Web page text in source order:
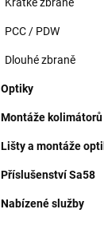
PCC / PDW
Dlouhé zbraně
Optiky
Montáže kolimátorů
Lišty a montáže
Příslušenství Sa58
Nabízené služby